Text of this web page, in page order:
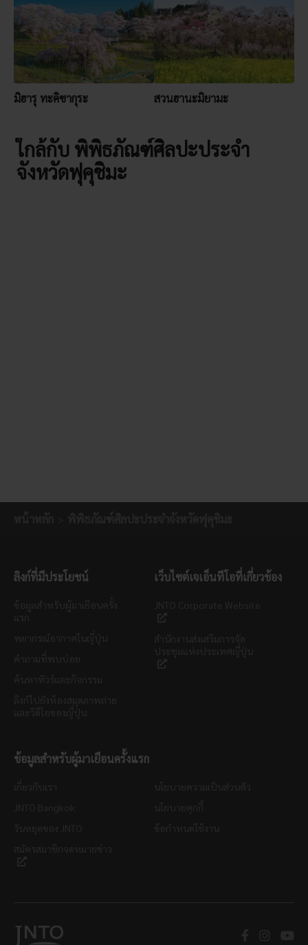
มิฮารุ ทะคิซากุระ สวนฮานะมิยามะ
ใกล้กับ พิพิธภัณฑ์ศิลปะประจำ
จังหวัดฟุคุชิมะ
ลิงก์ที่มีประโยชน์ เว็บไซต์เจเอ็นทีโอที่เกี่ยวข้อง
ข้อมูลสำหรับผู้มาเยือนครั้งแรก